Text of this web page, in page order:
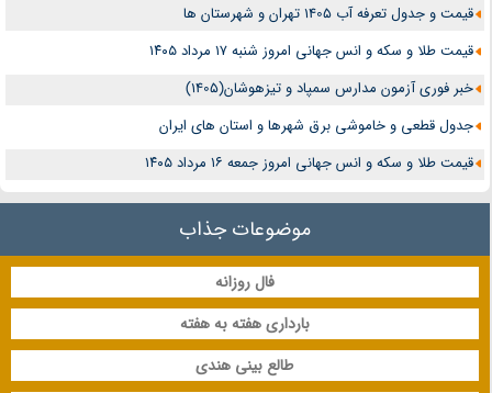
قیمت و جدول تعرفه آب 1405 تهران و شهرستان ها
قیمت طلا و سکه و انس جهانی امروز شنبه ۱۷ مرداد ۱۴۰۵
خبر فوری آزمون مدارس سمپاد و تیزهوشان(1405)
جدول قطعی و خاموشی برق شهرها و استان های ایران
قیمت طلا و سکه و انس جهانی امروز جمعه ۱۶ مرداد ۱۴۰۵
موضوعات جذاب
فال روزانه
بارداری هفته به هفته
طالع بینی هندی